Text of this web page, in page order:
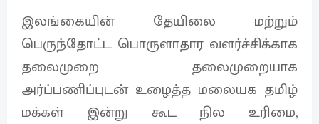
இலங்கையின் தேயிலை மற்றும்
பெருந்தோட்ட பொருளாதார வளர்ச்சிக்காக
தலைமுறை தலைமுறையாக
அர்ப்பணிப்புடன் உழைத்த மலையக தமிழ்
மக்கள் இன்று கூட நில உரிமை,